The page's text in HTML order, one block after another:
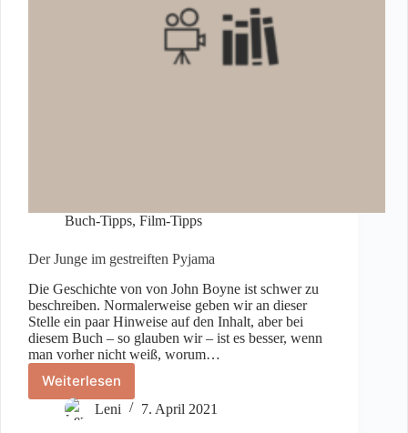
Buch-Tipps, Film-Tipps
Der Junge im gestreiften Pyjama
Die Geschichte von von John Boyne ist schwer zu
beschreiben. Normalerweise geben wir an dieser
Stelle ein paar Hinweise auf den Inhalt, aber bei
diesem Buch – so glauben wir – ist es besser, wenn
man vorher nicht weiß, worum…
Weiterlesen
Der
Junge
im
Leni 7. April 2021